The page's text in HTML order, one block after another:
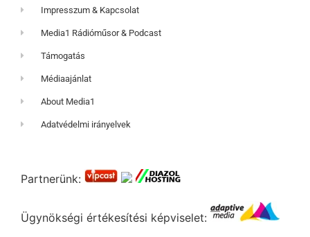
Impresszum & Kapcsolat
Media1 Rádióműsor & Podcast
Támogatás
Médiaajánlat
About Media1
Adatvédelmi irányelvek
Partnerünk:
Ügynökségi értékesítési képviselet: